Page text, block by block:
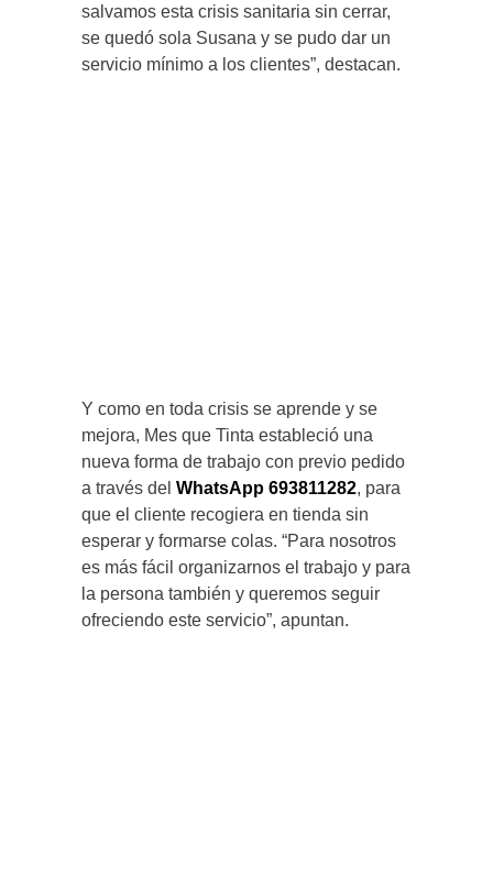
salvamos esta crisis sanitaria sin cerrar,
se quedó sola Susana y se pudo dar un
servicio mínimo a los clientes”, destacan.
Y como en toda crisis se aprende y se
mejora, Mes que Tinta estableció una
nueva forma de trabajo con previo pedido
a través del WhatsApp 693811282, para
que el cliente recogiera en tienda sin
esperar y formarse colas. “Para nosotros
es más fácil organizarnos el trabajo y para
la persona también y queremos seguir
ofreciendo este servicio”, apuntan.